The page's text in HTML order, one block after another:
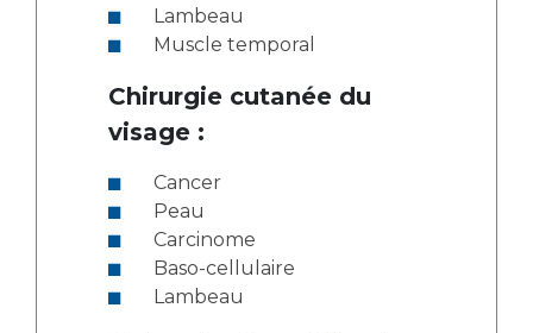
Lambeau
Muscle temporal
Chirurgie cutanée du
visage :
Cancer
Peau
Carcinome
Baso-cellulaire
Lambeau